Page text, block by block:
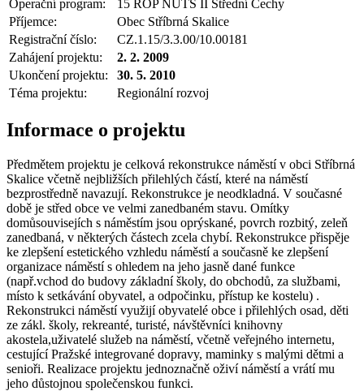
Operační program:
15 ROP NUTS II Střední Čechy
Příjemce:
Obec Stříbrná Skalice
Registrační číslo:
CZ.1.15/3.3.00/10.00181
Zahájení projektu:
2. 2. 2009
Ukončení projektu:
30. 5. 2010
Téma projektu:
Regionální rozvoj
Informace o projektu
Předmětem projektu je celková rekonstrukce náměstí v obci Stříbrná
Skalice včetně nejbližších přilehlých částí, které na náměstí
bezprostředně navazují. Rekonstrukce je neodkladná. V současné
době je střed obce ve velmi zanedbaném stavu. Omítky
domůsouvisejích s náměstím jsou oprýskané, povrch rozbitý, zeleň
zanedbaná, v některých částech zcela chybí. Rekonstrukce přispěje
ke zlepšení estetického vzhledu náměstí a současně ke zlepšení
organizace náměstí s ohledem na jeho jasně dané funkce
(např.vchod do budovy základní školy, do obchodů, za službami,
místo k setkávání obyvatel, a odpočinku, přístup ke kostelu) .
Rekonstrukci náměstí využijí obyvatelé obce i přilehlých osad, děti
ze zákl. školy, rekreanté, turisté, návštěvníci knihovny
akostela,uživatelé služeb na náměstí, včetně veřejného internetu,
cestující Pražské integrované dopravy, maminky s malými dětmi a
senioři. Realizace projektu jednoznačně oživí náměstí a vrátí mu
jeho důstojnou společenskou funkci.